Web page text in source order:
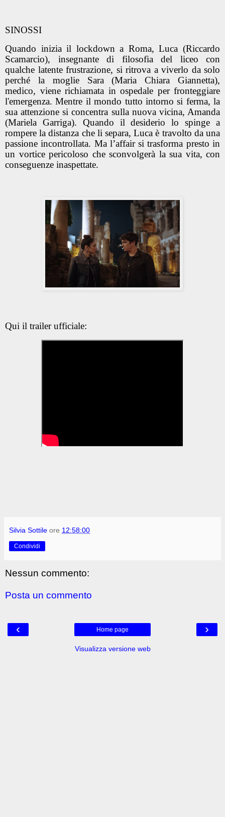
SINOSSI
Quando inizia il lockdown a Roma, Luca (Riccardo
Scamarcio), insegnante di filosofia del liceo con
qualche latente frustrazione, si ritrova a viverlo da solo
perché la moglie Sara (Maria Chiara Giannetta),
medico, viene richiamata in ospedale per fronteggiare
l'emergenza. Mentre il mondo tutto intorno si ferma, la
sua attenzione si concentra sulla nuova vicina, Amanda
(Mariela Garriga). Quando il desiderio lo spinge a
rompere la distanza che li separa, Luca è travolto da una
passione incontrollata. Ma l’affair si trasforma presto in
un vortice pericoloso che sconvolgerà la sua vita, con
conseguenze inaspettate.
Qui il trailer ufficiale:
Silvia Sottile ore 12:58:00
Condividi
Nessun commento:
Posta un commento
‹ ›
Home page
Visualizza versione web